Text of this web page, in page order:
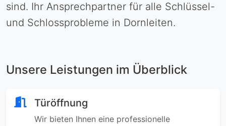
sind. Ihr Ansprechpartner für alle Schlüssel-
und Schlossprobleme in Dornleiten.
Unsere Leistungen im Überblick
Türöffnung
Wir bieten Ihnen eine professionelle